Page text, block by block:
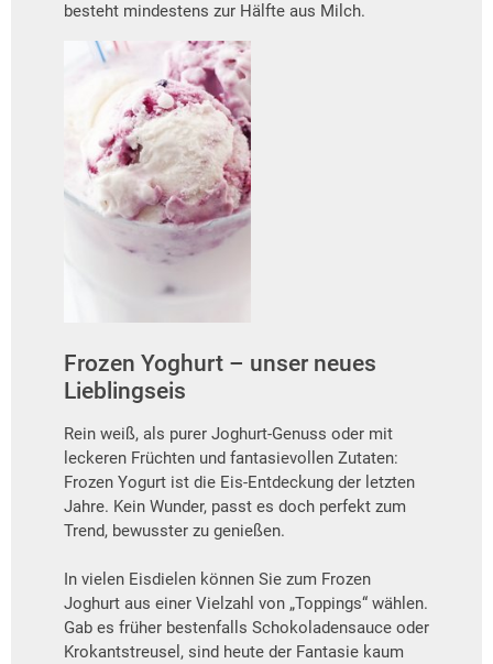
besteht mindestens zur Hälfte aus Milch.
Frozen Yoghurt – unser neues
Lieblingseis
Rein weiß, als purer Joghurt-Genuss oder mit
leckeren Früchten und fantasievollen Zutaten:
Frozen Yogurt ist die Eis-Entdeckung der letzten
Jahre. Kein Wunder, passt es doch perfekt zum
Trend, bewusster zu genießen.
In vielen Eisdielen können Sie zum Frozen
Joghurt aus einer Vielzahl von „Toppings“ wählen.
Gab es früher bestenfalls Schokoladensauce oder
Krokantstreusel, sind heute der Fantasie kaum